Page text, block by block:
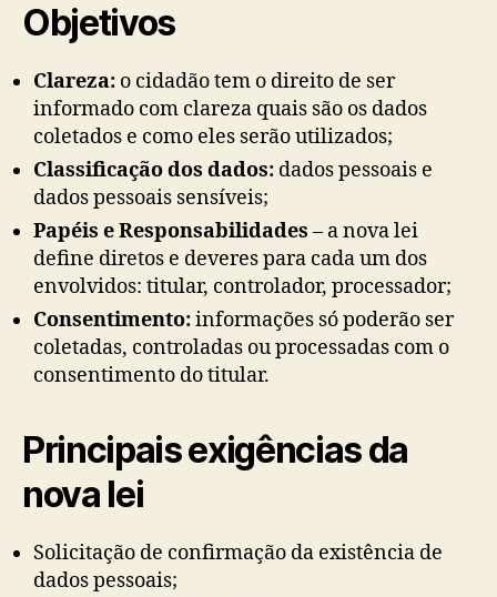
Objetivos
Clareza: o cidadão tem o direito de ser
informado com clareza quais são os dados
coletados e como eles serão utilizados;
Classificação dos dados: dados pessoais e
dados pessoais sensíveis;
Papéis e Responsabilidades – a nova lei
define diretos e deveres para cada um dos
envolvidos: titular, controlador, processador;
Consentimento:informações só poderão ser
coletadas, controladas ou processadas com o
consentimento do titular.
Principais exigências da
nova lei
Solicitação de confirmação da existência de
dados pessoais;